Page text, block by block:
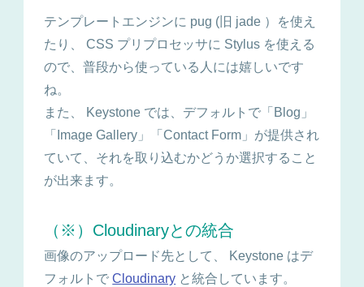
テンプレートエンジンに pug (旧 jade ）を使え
たり、 CSS プリプロセッサに Stylus を使える
ので、普段から使っている人には嬉しいです
ね。
また、 Keystone では、デフォルトで「Blog」
「Image Gallery」「Contact Form」が提供され
ていて、それを取り込むかどうか選択すること
が出来ます。
（※）Cloudinaryとの統合
画像のアップロード先として、 Keystone はデ
フォルトでCloudinary と統合しています。